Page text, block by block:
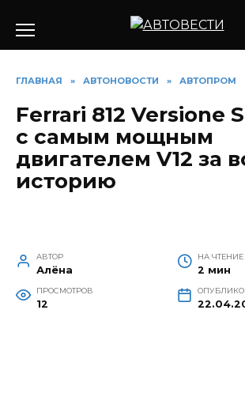
содержанию
ГЛАВНАЯ » АВТОНОВОСТИ » АВТОПРОМ
Ferrari 812 Versione
с самым мощным
двигателем V12 за
историю
АВТОР
Алёна
НА ЧТЕНИЕ
2 мин
ПРОСМОТРОВ
12